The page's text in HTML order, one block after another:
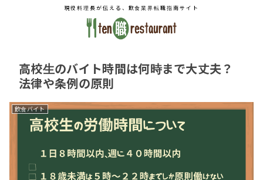
現役料理長が伝える、飲食業界転職指南サイト
高校生のバイト時間は何時まで大丈夫？
法律や条例の原則
飲食バイト